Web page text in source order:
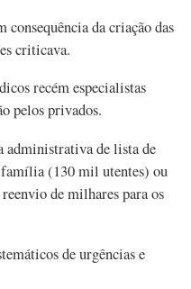
consequência da criação das
criticava.
recém especialistas
pelos privados.
administrativa de lista de
família (130 mil utentes) ou
de milhares para os
de urgências e